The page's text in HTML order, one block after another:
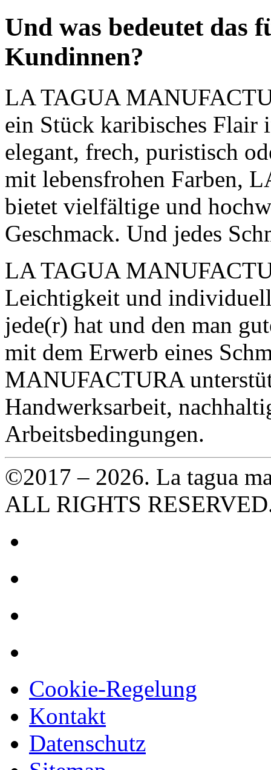
Und was bedeutet das
Kundinnen?
LA TAGUA
ein Stück karibisches Flair
elegant, frech, puristisch
mit lebensfrohen Farben,
bietet vielfältige und
Geschmack. Und jedes
LA TAGUA
Leichtigkeit und
jede(r) hat und den man
mit dem Erwerb eines
MANUFACTURA
Handwerksarbeit,
Arbeitsbedingungen.
©2017 – 2026. La tagua
ALL RIGHTS
Cookie-Regelung
Kontakt
Datenschutz